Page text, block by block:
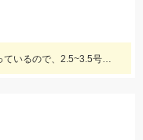
季節的に大小のサイズのイカが混ざっているので、2.5~3.5号までの様々なサイズを持っていきましょう!!